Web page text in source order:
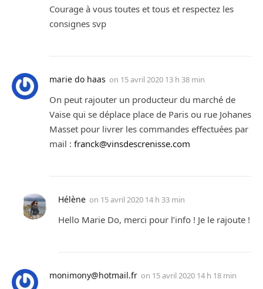
Courage à vous toutes et tous et respectez les
consignes svp
marie do haas on 15 avril 2020 13 h 38 min
On peut rajouter un producteur du marché de
Vaise qui se déplace place de Paris ou rue Johanes
Masset pour livrer les commandes effectuées par
mail : franck@vinsdescrenisse.com
Hélène on 15 avril 2020 14 h 33 min
Hello Marie Do, merci pour l’info ! Je le rajoute !
monimony@hotmail.fr on 15 avril 2020 14 h 18 min